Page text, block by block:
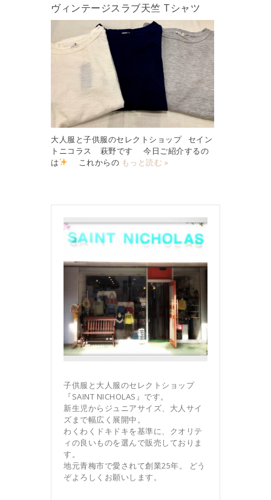
ヴィンテージスラブ天竺 Tシャツ
大人服と子供服のセレクトショップ セイン
トニコラス 萩野です 今日ご紹介するの
は
これからの もっと読む »
子供服と大人服のセレクトショップ
『SAINT NICHOLAS』です。
新生児からジュニアサイズ、大人サイ
ズまで幅広く展開中。
わくわくドキドキを基準に、クオリテ
ィの良いものを選んで販売しておりま
す。
地元青梅市で愛されて創業25年。 どう
ぞよろしくお願いします。